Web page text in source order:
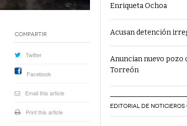
Compartir
Twitter
Facebook
Email this article
Print this article
Enriqueta Ochoa
Acusan detención
Anuncian nuevo pozo
Torreón
EDITORIAL DE NOTICIEROS